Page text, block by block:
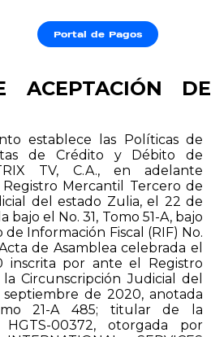
Portal de Pagos
ACEPTACIÓN DE
establece las Políticas de
de Crédito y Débito de
TV, C.A., en adelante
Mercantil Tercero de
del estado Zulia, el 22 de
bajo el No. 31, Tomo 51-A, bajo
Información Fiscal (RIF) No.
de Asamblea celebrada el
inscrita por ante el Registro
Circunscripción Judicial del
de 2020, anotada
21-A 485; titular de la
HGTS-00372, otorgada por